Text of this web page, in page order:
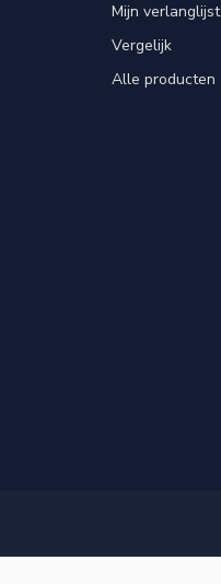
Mijn verlanglijst
Vergelijk
Alle producten